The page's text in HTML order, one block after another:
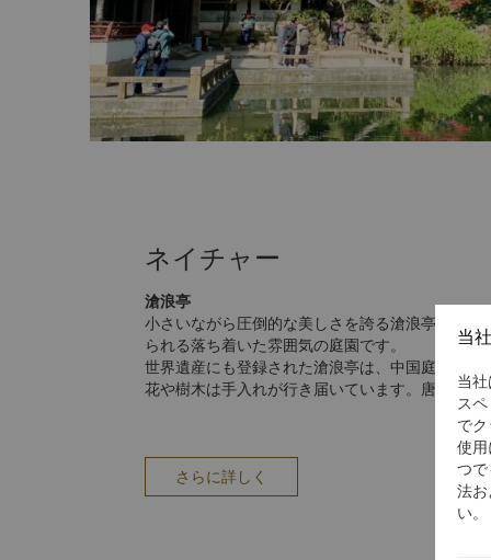
初に作られた平江図にありました。
現在は茶屋や小規模専門店、カフェとして使われ
宅があり、時代を超越した雰囲気が漂っています
体験するのに最適なスポットです。
ネイチャー
滄浪亭
小さいながら圧倒的な美しさを誇る滄浪亭は、蘇
られる落ち着いた雰囲気の庭園です。
世界遺産にも登録された滄浪亭は、中国庭園の特
花や樹木は手入れが行き届いています。唐の時代
蘇州市北東部に位置する拙政園は、市内では最大
明の時代の庭園を代表するもので、堂やテラス
大部分を占める池や堀がテーマとなっています。
さらに詳しく
当
当
ス
で
使
つ
法
い。